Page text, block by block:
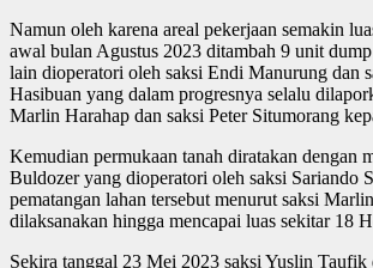
Namun oleh karena areal pekerjaan semakin
awal bulan Agustus 2023 ditambah 9 unit
lain dioperatori oleh saksi Endi Manurung dan
Hasibuan yang dalam progresnya selalu
Marlin Harahap dan saksi Peter Situmorang
Kemudian permukaan tanah diratakan dengan
Buldozer yang dioperatori oleh saksi Sariando
pematangan lahan tersebut menurut saksi
dilaksanakan hingga mencapai luas sekitar 18
Sekira tanggal 23 Mei 2023 saksi Yuslin Taufik